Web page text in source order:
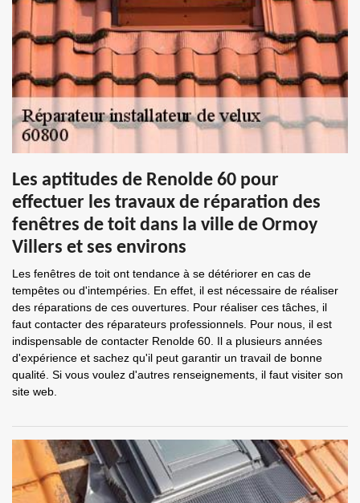
Les aptitudes de Renolde 60 pour
effectuer les travaux de réparation des
fenêtres de toit dans la ville de Ormoy
Villers et ses environs
Les fenêtres de toit ont tendance à se détériorer en cas de
tempêtes ou d'intempéries. En effet, il est nécessaire de réaliser
des réparations de ces ouvertures. Pour réaliser ces tâches, il
faut contacter des réparateurs professionnels. Pour nous, il est
indispensable de contacter Renolde 60. Il a plusieurs années
d'expérience et sachez qu'il peut garantir un travail de bonne
qualité. Si vous voulez d'autres renseignements, il faut visiter son
site web.